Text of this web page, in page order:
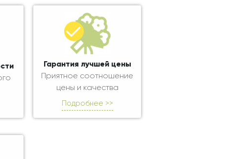
Гарантия лучшей цены
Приятное соотношение
цены и качества
Подробнее >>